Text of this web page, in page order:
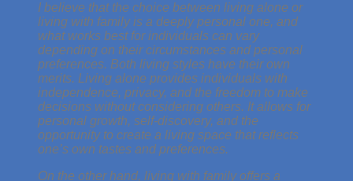
I believe that the choice between living alone or
living with family is a deeply personal one, and
what works best for individuals can vary
depending on their circumstances and personal
preferences. Both living styles have their own
merits. Living alone provides individuals with
independence, privacy, and the freedom to make
decisions without considering others. It allows for
personal growth, self-discovery, and the
opportunity to create a living space that reflects
one’s own tastes and preferences.
On the other hand, living with family offers a